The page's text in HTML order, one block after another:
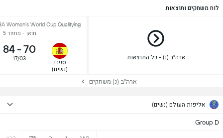
לוח משחקים ותוצאות
ארה"ב (נ) - כל התוצאות
חואן - מחזור 5
ספרד
(נשים)
70
-
84
17/03
ארה"ב (נ) משחקים
אליפות העולם (נשים)
Group D